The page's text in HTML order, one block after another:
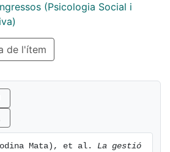
(Psicologia Social i
de l'ítem
Mata), et al. La gestió